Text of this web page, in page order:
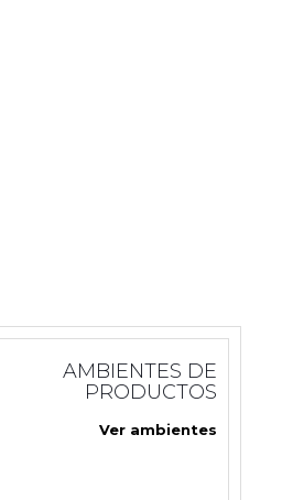
AMBIENTES DE
PRODUCTOS
Ver ambientes